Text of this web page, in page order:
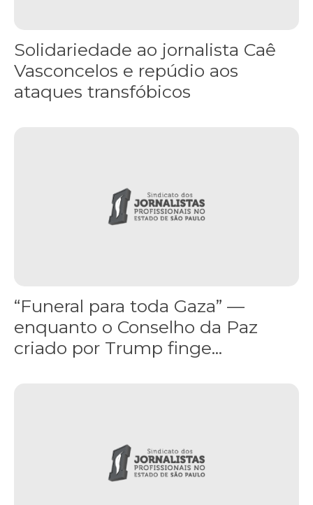
Solidariedade ao jornalista Caê
Vasconcelos e repúdio aos
ataques transfóbicos
“Funeral para toda Gaza” —
enquanto o Conselho da Paz
criado por Trump finge...